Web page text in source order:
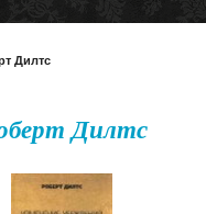
Дилтс
Дилтс